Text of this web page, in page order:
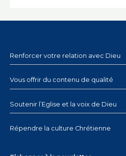
Renforcer votre relation avec Dieu
Vous offrir du contenu de qualité
Soutenir l’Eglise et la voix de Dieu
Répendre la culture Chrétienne